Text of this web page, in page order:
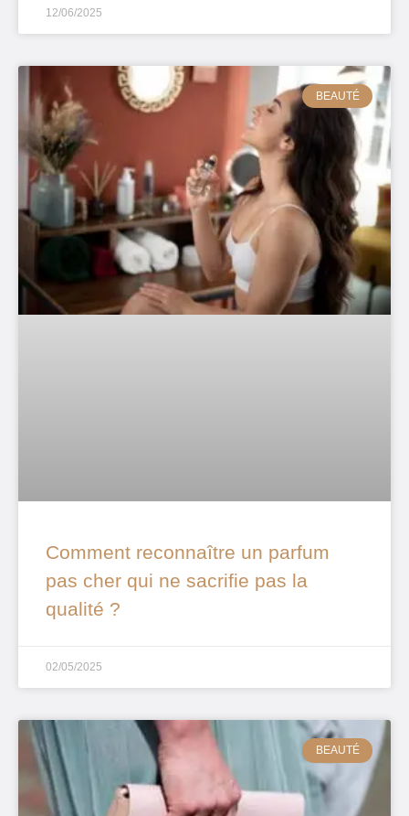
12/06/2025
BEAUTÉ
Comment reconnaître un parfum
pas cher qui ne sacrifie pas la
qualité ?
02/05/2025
BEAUTÉ